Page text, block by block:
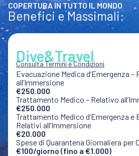
COPERTURA IN TUTTO IL MONDO
Benefici e Massimali:
Dive&Travel
Consulta Termini e Condizioni
Evacuazione Medica d’Emergenza –
all’Immersione
€250.000
Trattamento Medico – Relativo
€250.000
Trattamento Medico d’Emergenza e
Relativi all’Immersione
€20.000
Spese di Quarantena Giornaliera per
€100/giorno (fino a €1.000)